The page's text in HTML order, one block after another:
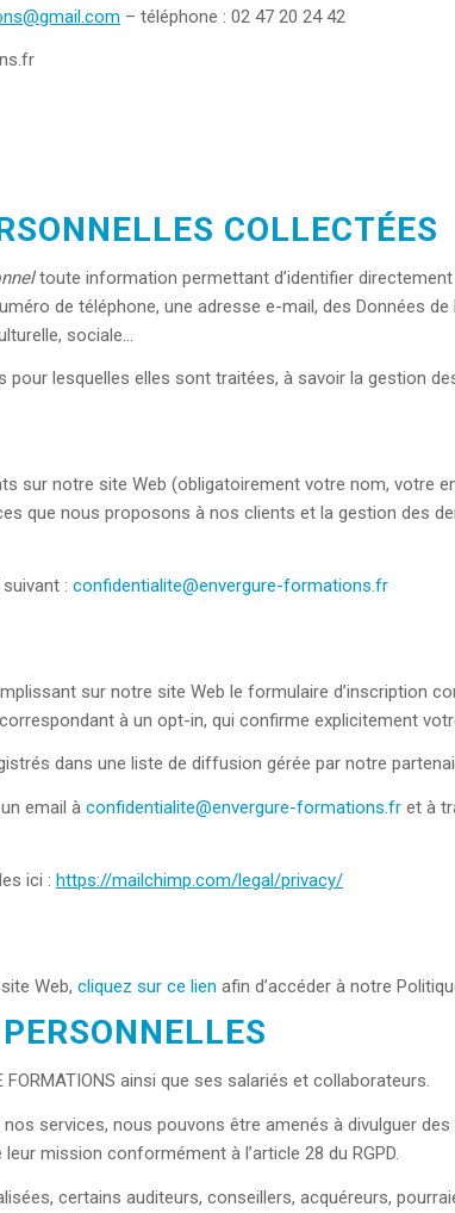
– téléphone : 02 47 20 24 42
COLLECTÉES
toute information permettant d’identifier
de téléphone, une adresse e-mail, des Données
sociale…
lesquelles elles sont traitées, à savoir la gestion
sur notre site Web (obligatoirement votre nom, votre
que nous proposons à nos clients et la gestion des
: confidentialite@envergure-formations.fr
sur notre site Web le formulaire d’inscription
à un opt-in, qui confirme explicitement
dans une liste de diffusion gérée par notre
email à confidentialite@envergure-formations.fr et à
ici : https://mailchimp.com/legal/privacy/
Web, cliquez sur ce lien afin d’accéder à notre
ainsi que ses salariés et collaborateurs.
services, nous pouvons être amenés à divulguer
mission conformément à l’article 28 du RGPD.
certains auditeurs, conseillers, acquéreurs,